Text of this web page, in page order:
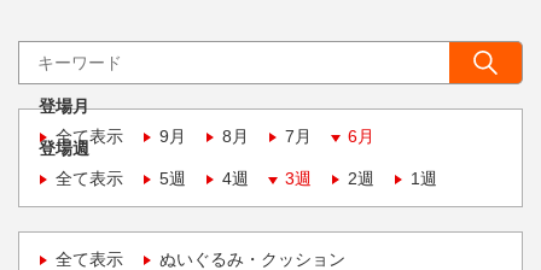
登場月
全て表示
9月 8月 7月 6月
登場週
全て表示
5週 4週 3週 2週 1週
全て表示 ぬいぐるみ・クッション